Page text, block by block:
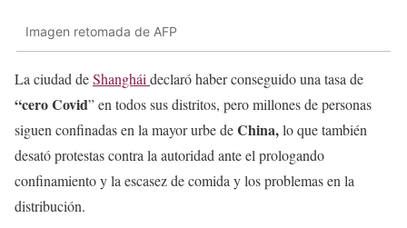
Imagen retomada de AFP
La ciudad deShanghái declaró haber conseguido una tasa de
“cero Covid” en todos sus distritos, pero millones de personas
siguen confinadas en la mayor urbe deChina,lo que también
desató protestas contra la autoridad ante el prologando
confinamiento y la escasez de comida y los problemas en la
distribución.